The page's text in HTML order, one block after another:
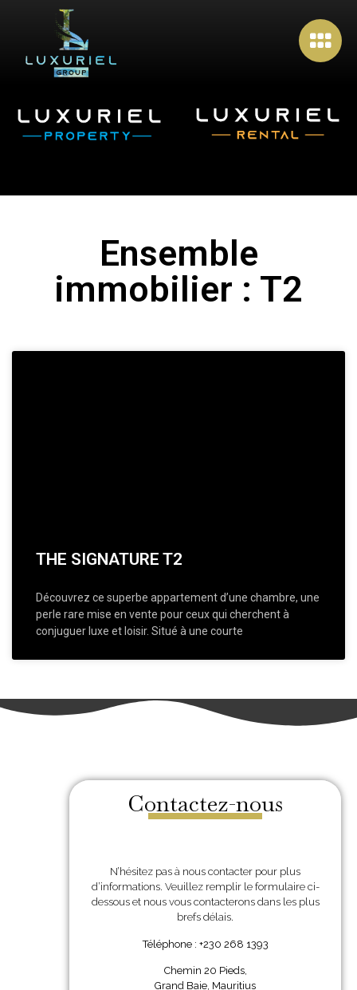
Ensemble
immobilier : T2
THE SIGNATURE T2
Découvrez ce superbe appartement d’une chambre, une
perle rare mise en vente pour ceux qui cherchent à
conjuguer luxe et loisir. Situé à une courte
Contactez-nous
N’hésitez pas à nous contacter pour plus
d’informations. Veuillez remplir le formulaire ci-
dessous et nous vous contacterons dans les plus
brefs délais.
Téléphone : +230 268 1393
Chemin 20 Pieds,
Grand Baie, Mauritius